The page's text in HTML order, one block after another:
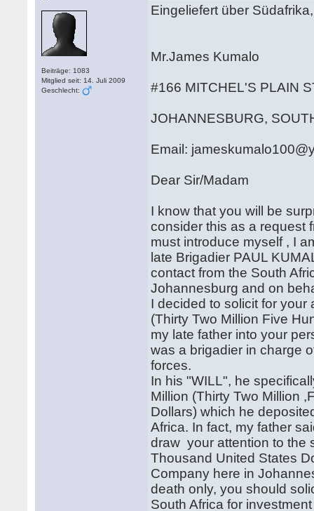
Beiträge: 1083
Mitglied seit: 14. Juli 2009
Geschlecht:
Eingeliefert über
Mr.James Kumalo
#166 MITCHEL'S PLAIN
JOHANNESBURG,
Email:
Dear Sir/Madam
I know that you will be
consider this as a request
must introduce myself , I
late Brigadier PAUL
contact from the South
Johannesburg and on
I decided to solicit for
(Thirty Two Million Five
my late father into your
was a brigadier in charge
forces.
In his "WILL", he
Million (Thirty Two Million
Dollars) which he
Africa. In fact, my father
draw your attention to the
Thousand United States
Company here in
death only, you should
South Africa for